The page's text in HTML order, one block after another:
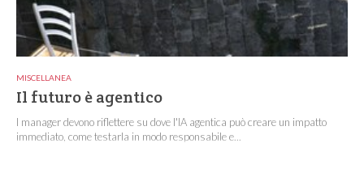
MISCELLANEA
Il futuro è agentico
I manager devono riflettere su dove l'IA agentica può creare un impatto
immediato, come testarla in modo responsabile e...